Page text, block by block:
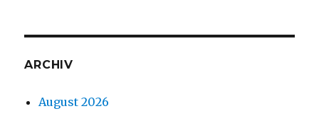
ARCHIV
August 2026